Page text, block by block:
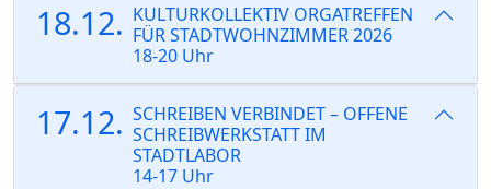
18.12. KULTURKOLLEKTIV ORGATREFFEN
FÜR STADTWOHNZIMMER 2026
18-20 Uhr
17.12. SCHREIBEN VERBINDET – OFFENE
SCHREIBWERKSTATT IM
STADTLABOR
14-17 Uhr